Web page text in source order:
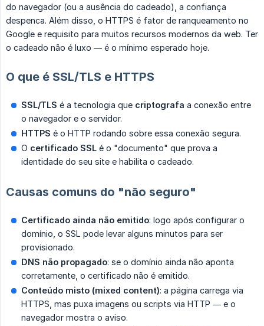
do navegador (ou a ausência do cadeado), a confiança
despenca. Além disso, o HTTPS é fator de ranqueamento no
Google e requisito para muitos recursos modernos da web. Ter
o cadeado não é luxo — é o mínimo esperado hoje.
O que é SSL/TLS e HTTPS
SSL/TLS é a tecnologia que criptografa a conexão entre
o navegador e o servidor.
HTTPS é o HTTP rodando sobre essa conexão segura.
O certificado SSL é o "documento" que prova a
identidade do seu site e habilita o cadeado.
Causas comuns do "não seguro"
Certificado ainda não emitido: logo após configurar o
domínio, o SSL pode levar alguns minutos para ser
provisionado.
DNS não propagado: se o domínio ainda não aponta
corretamente, o certificado não é emitido.
Conteúdo misto (mixed content): a página carrega via
HTTPS, mas puxa imagens ou scripts via HTTP — e o
navegador mostra o aviso.